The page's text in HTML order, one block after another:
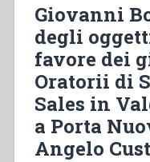
à
Giovanni
degli
favore dei
Oratorii di
Sales in
a Porta
Angelo